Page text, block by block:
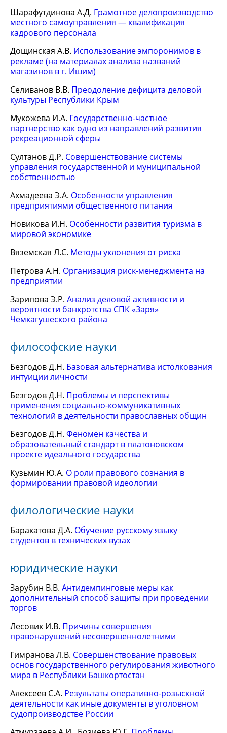
Шарафутдинова А.Д. Грамотное делопроизводство
местного самоуправления — квалификация
кадрового персонала
Дощинская А.В. Использование эмпоронимов в
рекламе (на материалах анализа названий
магазинов в г. Ишим)
Селиванов В.В. Преодоление дефицита деловой
культуры Республики Крым
Мукожева И.А. Государственно-частное
партнерство как одно из направлений развития
рекреационной сферы
Султанов Д.Р. Совершенствование системы
управления государственной и муниципальной
собственностью
Ахмадеева Э.А. Особенности управления
предприятиями общественного питания
Новикова И.Н. Особенности развития туризма в
мировой экономике
Вяземская Л.С. Методы уклонения от риска
Петрова А.Н. Организация риск-менеджмента на
предприятии
Зарипова Э.Р. Анализ деловой активности и
вероятности банкротства СПК «Заря»
Чемкагушеского района
философские науки
Безгодов Д.Н. Базовая альтернатива истолкования
интуиции личности
Безгодов Д.Н. Проблемы и перспективы
применения социально-коммуникативных
технологий в деятельности православных общин
Безгодов Д.Н. Феномен качества и
образовательный стандарт в платоновском
проекте идеального государства
Кузьмин Ю.А. О роли правового сознания в
формировании правовой идеологии
филологические науки
Баракатова Д.А. Обучение русскому языку
студентов в технических вузах
юридические науки
Зарубин В.В. Антидемпинговые меры как
дополнительный способ защиты при проведении
торгов
Лесовик И.В. Причины совершения
правонарушений несовершеннолетними
Гимранова Л.В. Совершенствование правовых
основ государственного регулирования животного
мира в Республики Башкортостан
Алексеев С.А. Результаты оперативно-розыскной
деятельности как иные документы в уголовном
судопроизводстве России